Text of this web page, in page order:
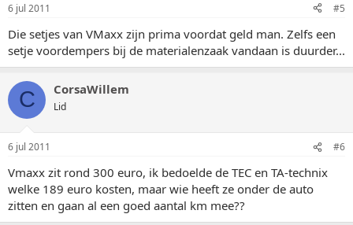
6 jul 2011 #5
Die setjes van VMaxx zijn prima voordat geld man. Zelfs een
setje voordempers bij de materialenzaak vandaan is duurder...
C CorsaWillem
Lid
6 jul 2011 #6
Vmaxx zit rond 300 euro, ik bedoelde de TEC en TA-technix
welke 189 euro kosten, maar wie heeft ze onder de auto
zitten en gaan al een goed aantal km mee??